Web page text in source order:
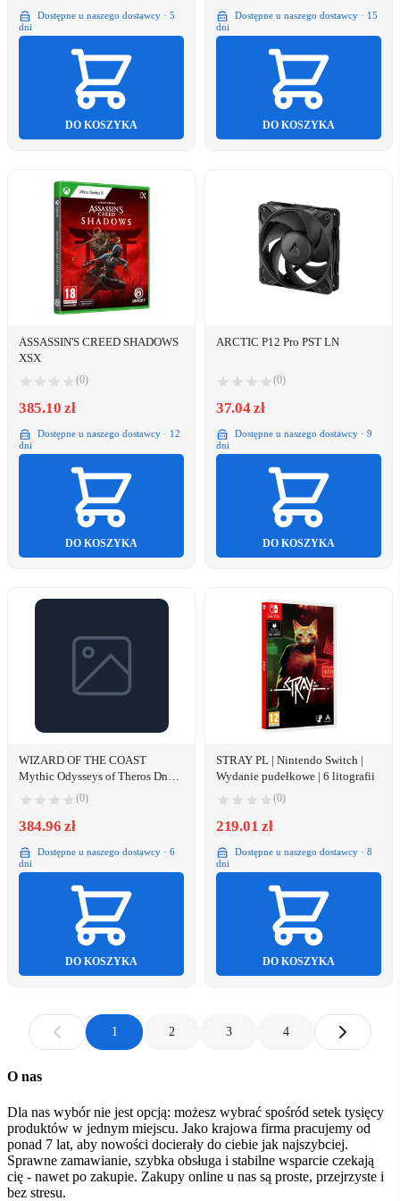
Dostępne u naszego dostawcy · 5
dni
DO KOSZYKA
Dostępne u naszego dostawcy · 15
dni
DO KOSZYKA
ASSASSIN'S CREED SHADOWS
XSX
(0)
385.10 zł
Dostępne u naszego dostawcy · 12
dni
DO KOSZYKA
ARCTIC P12 Pro PST LN
(0)
37.04 zł
Dostępne u naszego dostawcy · 9
dni
DO KOSZYKA
WIZARD OF THE COAST
Mythic Odysseys of Theros DnD
5e kiegészítő 256 old.
DND5E171
(0)
384.96 zł
Dostępne u naszego dostawcy · 6
dni
DO KOSZYKA
STRAY PL | Nintendo Switch |
Wydanie pudełkowe | 6 litografii
(0)
219.01 zł
Dostępne u naszego dostawcy · 8
dni
DO KOSZYKA
1 2 3 4
O nas
Dla nas wybór nie jest opcją: możesz wybrać spośród setek tysięcy
produktów w jednym miejscu. Jako krajowa firma pracujemy od
ponad 7 lat, aby nowości docierały do ciebie jak najszybciej.
Sprawne zamawianie, szybka obsługa i stabilne wsparcie czekają
cię - nawet po zakupie. Zakupy online u nas są proste, przejrzyste i
bez stresu.